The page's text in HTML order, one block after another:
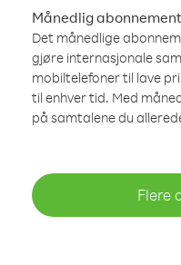
Månedlig abonnement
Det månedlige
gjøre internasjonale
mobiltelefoner til lave
til enhver tid. Med
på samtalene du
Flere